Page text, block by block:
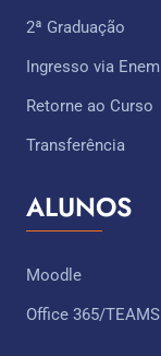
2ª Graduação
Ingresso via Enem
Retorne ao Curso
Transferência
ALUNOS
Moodle
Office 365/TEAMS